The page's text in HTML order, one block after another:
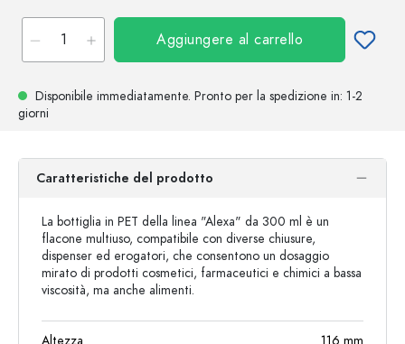
Aggiungere al carrello
Disponibile immediatamente. Pronto per la spedizione in: 1-2
giorni
Caratteristiche del prodotto
La bottiglia in PET della linea "Alexa" da 300 ml è un
flacone multiuso, compatibile con diverse chiusure,
dispenser ed erogatori, che consentono un dosaggio
mirato di prodotti cosmetici, farmaceutici e chimici a bassa
viscosità, ma anche alimenti.